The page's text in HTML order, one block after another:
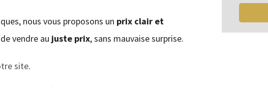
nous vous proposons un prix clair et
vendre au juste prix, sans mauvaise surprise.
site.